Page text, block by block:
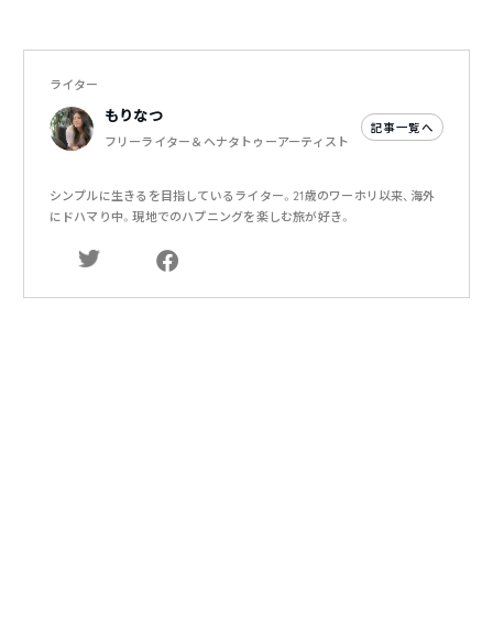
ライター
もりなつ
フリーライター＆ヘナタトゥーアーティスト
記事一覧へ
シンプルに生きるを目指しているライター。21歳のワーホリ以来、海外
にドハマり中。現地でのハプニングを楽しむ旅が好き。